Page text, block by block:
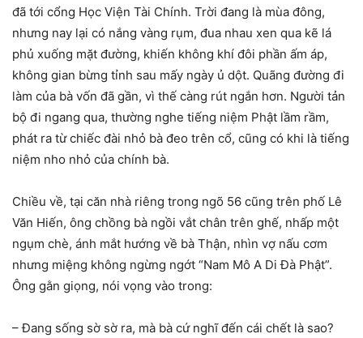
đã tới cổng Học Viện Tài Chính. Trời đang là mùa đông,
nhưng nay lại có nắng vàng rụm, đua nhau xen qua kẽ lá
phủ xuống mặt đường, khiến không khí đôi phần ấm áp,
không gian bừng tỉnh sau mấy ngày ủ dột. Quãng đường đi
làm của bà vốn đã gần, vì thế càng rút ngắn hơn. Người tản
bộ đi ngang qua, thường nghe tiếng niệm Phật lầm rầm,
phát ra từ chiếc đài nhỏ bà đeo trên cổ, cũng có khi là tiếng
niệm nho nhỏ của chính bà.
Chiều về, tại căn nhà riêng trong ngõ 56 cũng trên phố Lê
Văn Hiến, ông chồng bà ngồi vắt chân trên ghế, nhấp một
ngụm chè, ánh mắt hướng về bà Thận, nhìn vợ nấu cơm
nhưng miệng không ngừng ngớt “Nam Mô A Di Đà Phật”.
Ông gằn giọng, nói vọng vào trong:
– Đang sống sờ sờ ra, mà bà cứ nghĩ đến cái chết là sao?